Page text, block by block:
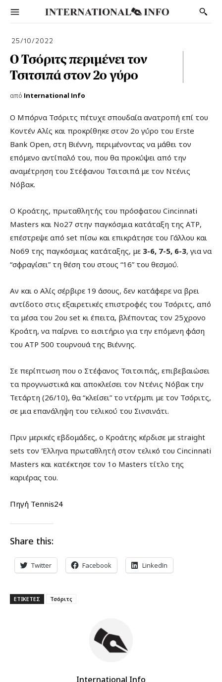
25/10/2022
Ο Τσόριτς περιμένει τον
Τσιτσιπά στον 2ο γύρο
από International Info
Ο Μπόρνα Τσόριτς πέτυχε σπουδαία ανατροπή επί του
Κοντέν Αλίς και προκρίθηκε στον 2ο γύρο του Erste
Bank Open, στη Βιέννη, περιμένοντας να μάθει τον
επόμενο αντίπαλό του, που θα προκύψει από την
αναμέτρηση του Στέφανου Τσιτσιπά με τον Ντένις
Νόβακ.
Ο Κροάτης, πρωταθλητής του πρόσφατου Cincinnati
Masters και Νο27 στην παγκόσμια κατάταξη της ΑΤΡ,
επέστρεψε από set πίσω και επικράτησε του Γάλλου και
Νο69 της παγκόσμιας κατάταξης, με 3-6, 7-5, 6-3, για να
“σφραγίσει” τη θέση του στους “16” του θεσμού.
Αν και ο Αλίς σέρβιρε 19 άσους, δεν κατάφερε να βρει
αντίδοτο στις εξαιρετικές επιστροφές του Τσόριτς, από
τα μέσα του 2ου set κι έπειτα, βλέποντας τον 25χρονο
Κροάτη, να παίρνει το εισιτήριο για την επόμενη φάση
του ΑΤΡ 500 τουρνουά της Βιέννης.
Σε περίπτωση που ο Στέφανος Τσιτσιπάς, επιβεβαιώσει
τα προγνωστικά και αποκλείσει τον Ντένις Νόβακ την
Τετάρτη (26/10), θα “κλείσει” το ντέρμπι με τον Τσόριτς,
σε μια επανάληψη του τελικού του Σινσινάτι.
Πριν μερικές εβδομάδες, ο Κροάτης κέρδισε με straight
sets τον Έλληνα πρωταθλητή στον τελικό του Cincinnati
Masters και κατέκτησε τον 1ο Masters τίτλο της
καριέρας του.
Πηγή Tennis24
Share this:
Twitter Facebook LinkedIn
ΕΤΙΚΕΤΕΣ Τσόριτς
International Info